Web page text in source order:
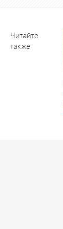
Читайте
также